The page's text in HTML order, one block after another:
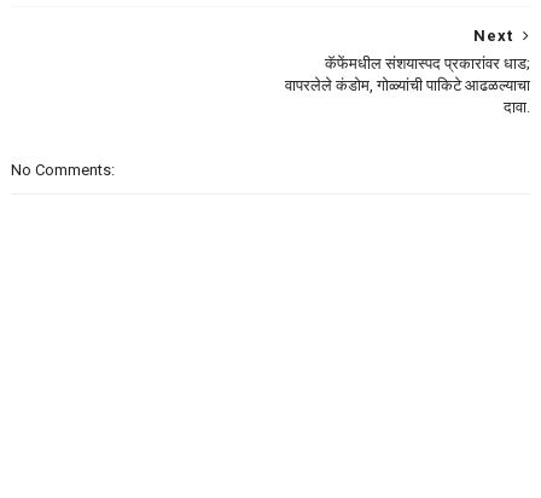
Next
कॅफेंमधील संशयास्पद प्रकारांवर धाड;
वापरलेले कंडोम, गोळ्यांची पाकिटे आढळल्याचा
दावा.
No Comments: